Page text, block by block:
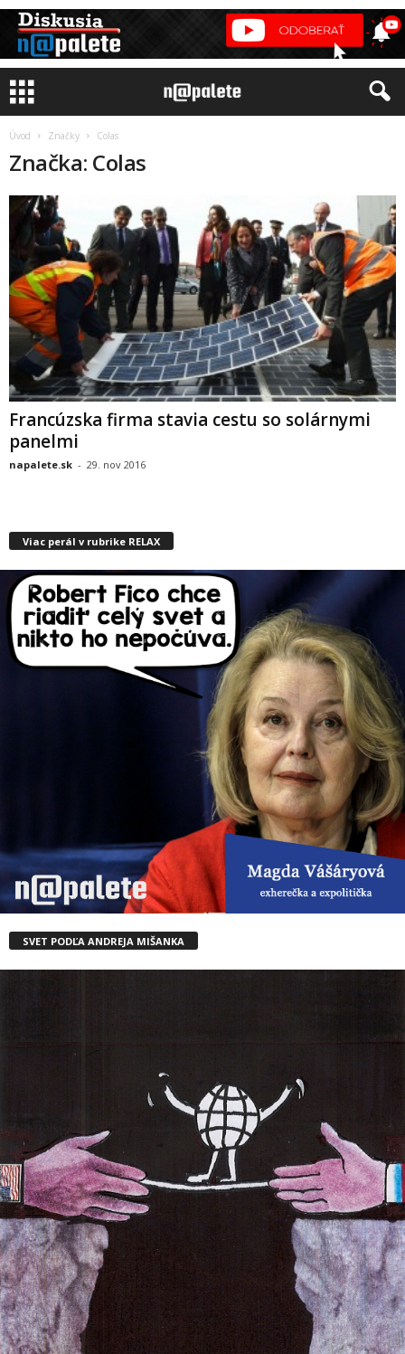
Úvod Značky Colas
Značka: Colas
Francúzska firma stavia cestu so solárnymi
panelmi
napalete.sk - 29. nov 2016
Viac perál v rubrike RELAX
SVET PODĽA ANDREJA MIŠANKA